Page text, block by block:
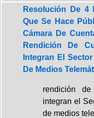
Resolución De 4
Que Se Hace
Cámara De
Rendición De
Integran El
De Medios
rendición
integran el
de medios